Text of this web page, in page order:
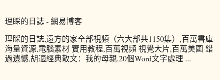
理睬的日誌 - 網易博客
理睬的日誌,遠方的家全部視頻（六大部共1150集）,百萬書庫
海量資源,電腦素材 實用教程,百萬視頻 視覺大片,百萬美圖 錯
過遺憾,胡適經典散文：我的母親,20個Word文字處理 ...